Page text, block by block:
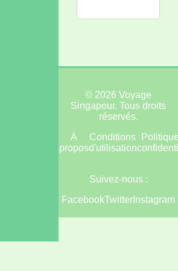
© 2026 Voyage
Singapour. Tous droits
réservés.
À
propos
Conditions
d'utilisation
Suivez-nous :
FacebookTwitter Instagram